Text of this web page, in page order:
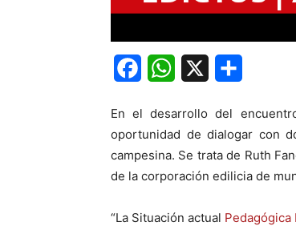
FacebookWhatsApp
En el desarrollo del
oportunidad de dialogar con
campesina. Se trata de Ruth
de la corporación edilicia de
“La Situación actual Pedagógica